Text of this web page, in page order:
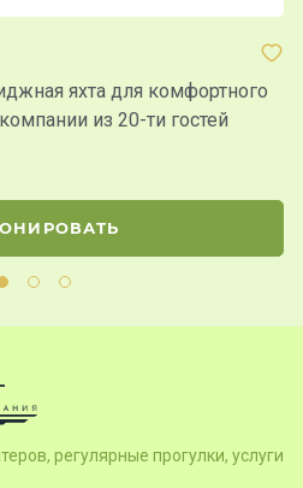
яхта для комфортного
из 20-ти гостей
регулярные прогулки, услуги